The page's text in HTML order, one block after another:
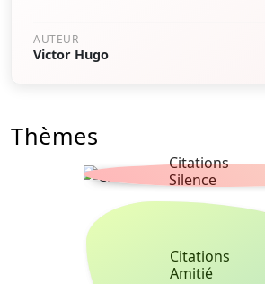
AUTEUR
Victor Hugo
Thèmes
Citations
Silence
Citations
Amitié